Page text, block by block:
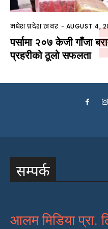
मधेश प्रदेश खवर - AUGUST 4,
पर्सामा २०७ केजी गाँजा
प्रहरीको ठूलो सफलता
सम्पर्क
आलम मिडिया प्रा.